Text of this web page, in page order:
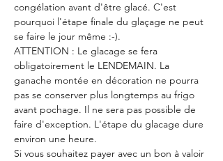
congélation avant d'être glacé. C'est
pourquoi l'étape finale du glaçage ne peut
se faire le jour même :-).
ATTENTION : Le glacage se fera
obligatoirement le LENDEMAIN. La
ganache montée en décoration ne pourra
pas se conserver plus longtemps au frigo
avant pochage. Il ne sera pas possible de
faire d'exception. L'étape du glacage dure
environ une heure.
Si vous souhaitez payer avec un bon à valoir